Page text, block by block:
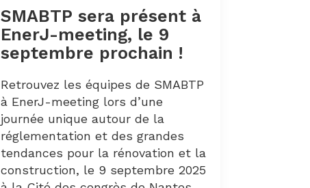
SMABTP sera présent à
EnerJ-meeting, le 9
septembre prochain !
Retrouvez les équipes de SMABTP
à EnerJ-meeting lors d’une
journée unique autour de la
réglementation et des grandes
tendances pour la rénovation et la
construction, le 9 septembre 2025